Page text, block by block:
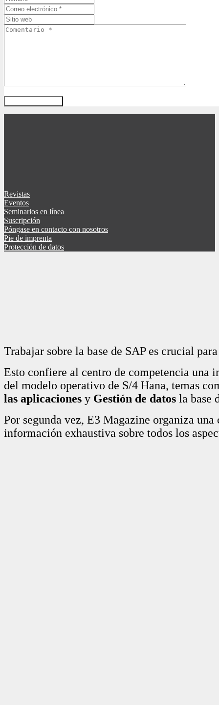
Revistas
Eventos
Seminarios en línea
Suscripción
Póngase en contacto con nosotros
Pie de imprenta
Protección de datos
Trabajar sobre la base de SAP es crucial
Esto confiere al centro de competencia una
del modelo operativo de S/4 Hana, temas
las aplicaciones y Gestión de datos la base
Por segunda vez, E3 Magazine organiza
información exhaustiva sobre todos los